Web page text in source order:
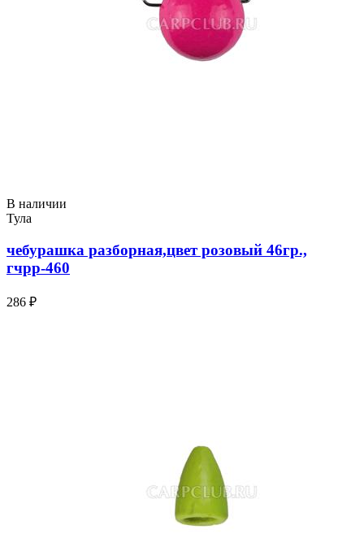
В наличии
Тула
чебурашка разборная,цвет розовый 46гр.,
гчрр-460
286 ₽